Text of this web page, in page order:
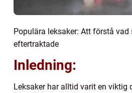
Populära leksaker: Att förstå vad
eftertraktade
Inledning:
Leksaker har alltid varit en viktig